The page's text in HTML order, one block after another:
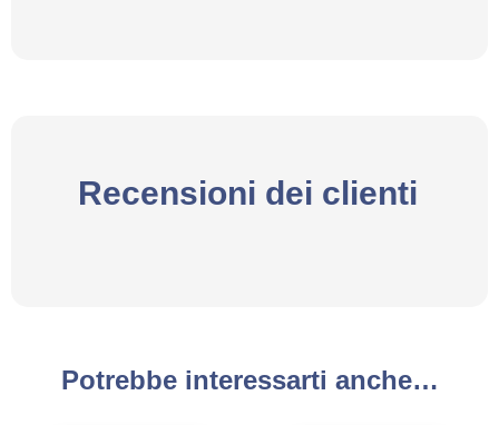
Recensioni dei clienti
Potrebbe interessarti anche…